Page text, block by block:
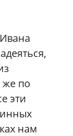
же по
эти
нам